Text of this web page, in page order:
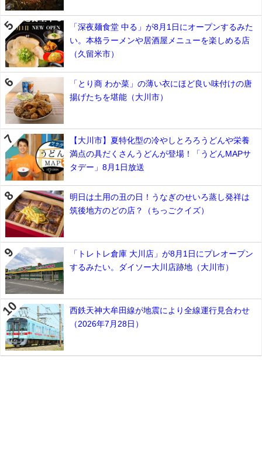
「深夜麺食堂 中る」が8月1日にオープンするみた
い。本格ラーメンや居酒屋メニューを楽しめる店
（久留米市）
「とり商 わか菜」の薄い衣にほど良い味付けの唐
揚げたちを堪能（大川市）
【大川市】夏特化型の冷やしとろろうどんや栄養
満点の具だくさんうどんが登場！「うどんMAPサ
タデー」8月1日放送
明日は土用の丑の日！うなぎのせいろ蒸し発祥は
筑後地方のどの店？（ちっごクイズ）
「トレトレ倉庫 大川店」が8月1日にプレオープン
するみたい。ダイソー大川店跡地（大川市）
西鉄天神大牟田線が地震により全線運行見合わせ
（2026年7月28日）